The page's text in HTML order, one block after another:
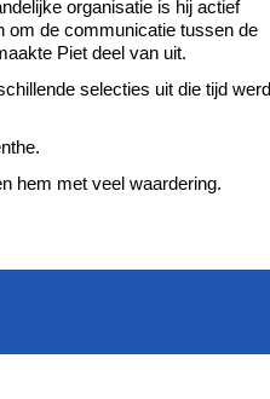
organisatie is hij actief
om de communicatie tussen de
Piet deel van uit.
selecties uit die tijd werd
hem met veel waardering.